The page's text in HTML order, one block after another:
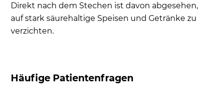
Direkt nach dem Stechen ist davon abgesehen,
auf stark säurehaltige Speisen und Getränke zu
verzichten.
Häufige Patientenfragen